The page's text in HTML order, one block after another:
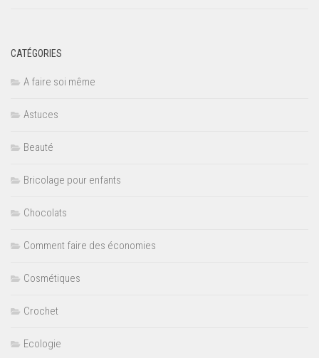
CATÉGORIES
A faire soi même
Astuces
Beauté
Bricolage pour enfants
Chocolats
Comment faire des économies
Cosmétiques
Crochet
Ecologie